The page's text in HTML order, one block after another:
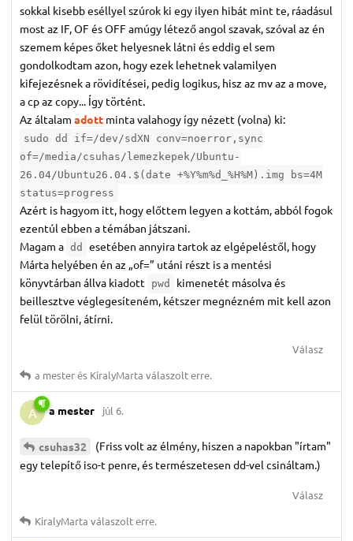
sokkal kisebb eséllyel szúrok ki egy ilyen hibát mint te, ráadásul
most az IF, OF és OFF amúgy létező angol szavak, szóval az én
szemem képes őket helyesnek látni és eddig el sem
gondolkodtam azon, hogy ezek lehetnek valamilyen
kifejezésnek a rövidítései, pedig logikus, hisz az mv az a move,
a cp az copy... Így történt.
Az általam adott minta valahogy így nézett (volna) ki:
sudo dd if=/dev/sdXN conv=noerror,sync
of=/media/csuhas/lemezkepek/Ubuntu-
26.04/Ubuntu26.04.$(date +%Y%m%d_%H%M).img bs=4M
status=progress
Azért is hagyom itt, hogy előttem legyen a kottám, abból fogok
ezentúl ebben a témában játszani.
Magam a dd
esetében annyira tartok az elgépeléstől, hogy
Márta helyében én az „of=” utáni részt is a mentési
könyvtárban állva kiadott
pwd
kimenetét másolva és
beillesztve véglegesíteném, kétszer megnézném mit kell azon
felül törölni, átírni.
Válasz
a mesterés KiralyMarta válaszolt erre.
A a mester júl 6.
csuhas32
(Friss volt az élmény, hiszen a napokban "írtam"
egy telepítő iso-t penre, és természetesen dd-vel csináltam.)
Válasz
KiralyMarta válaszolt erre.